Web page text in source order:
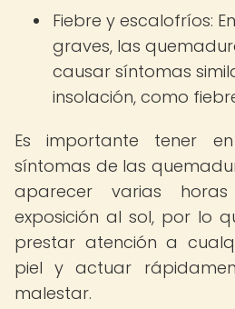
Fiebre y escalofríos:
graves, las
causar síntomas
insolación, como
Es importante tener
síntomas de las
aparecer varias
exposición al sol, por lo
prestar atención a
piel y actuar
malestar.